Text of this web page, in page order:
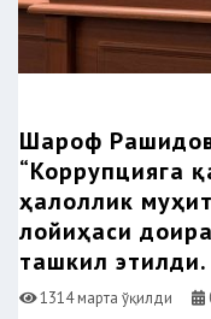
Шароф
“Коррупцияга
ҳалоллик
лойиҳаси
ташкил этилди.
1314 марта ўқилди